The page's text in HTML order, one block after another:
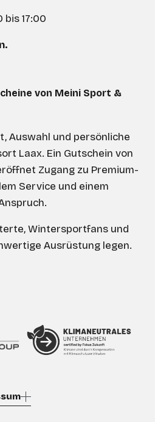
bis 17:00
von Meini Sport &
Auswahl und persönliche
Laax. Ein Gutschein von
Zugang zu Premium-
Service und einem
Wintersportfans und
Ausrüstung legen.